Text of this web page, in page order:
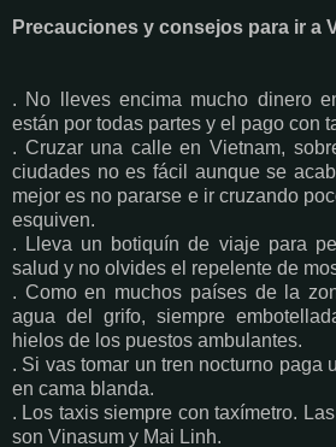
Precauciones y consejos para ir a
. No lleves encima mucho dinero
están por todas partes y el pago con
. Cruzar una calle en Vietnam,
ciudades no es fácil aunque se
mejor es no pararse e ir cruzando
esquiven.
. Lleva un botiquín de viaje para
salud y no olvides el repelente de
. Como en muchos países de la
agua del grifo, siempre
hielos de los puestos ambulantes.
. Si vas tomar un tren nocturno paga
en cama blanda.
. Los taxis siempre con taxímetro.
son Vinasum y Mai Linh.